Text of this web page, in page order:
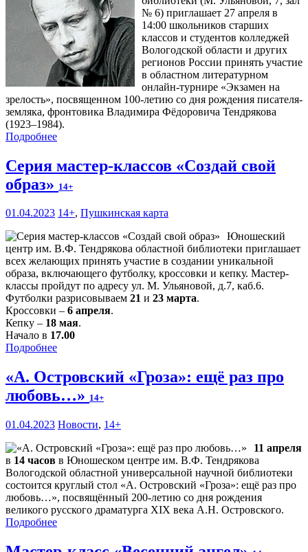
№ 6) приглашает 27 апреля в
14:00 школьников старших
классов и студентов колледжей
Вологодской области и других
регионов России принять участие
в областном литературном
онлайн-турнире «Экзамен на
зрелость», посвященном 100-летию со дня рождения писателя-
земляка, фронтовика Владимира Фёдоровича Тендрякова
(1923–1984).
Подробнее
Серия мастер-классов «Создай свой
образ» 14+
01.04.2023 14+, Пушкинская карта
Юношеский
центр им. В.Ф. Тендрякова областной библиотеки приглашает
всех желающих принять участие в создании уникальной
образа, включающего футболку, кроссовки и кепку. Мастер-
классы пройдут по адресу ул. М. Ульяновой, д.7, каб.6.
Футболки разрисовываем 21 и 23 марта.
Кроссовки – 6 апреля.
Кепку – 18 мая.
Начало в 17.00
Подробнее
«А. Островский «Гроза»: ещё раз про
любовь…» 14+
01.04.2023 Новости, 14+
11 апреля
в 14 часов в Юношеском центре им. В.Ф. Тендрякова
Вологодской областной универсальной научной библиотеки
состоится круглый стол «А. Островский «Гроза»: ещё раз про
любовь…», посвящённый 200-летию со дня рождения
великого русского драматурга XIX века А.Н. Островского.
Подробнее